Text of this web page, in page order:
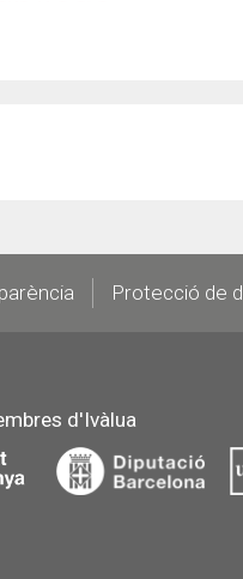
Protecció de
d'Ivàlua